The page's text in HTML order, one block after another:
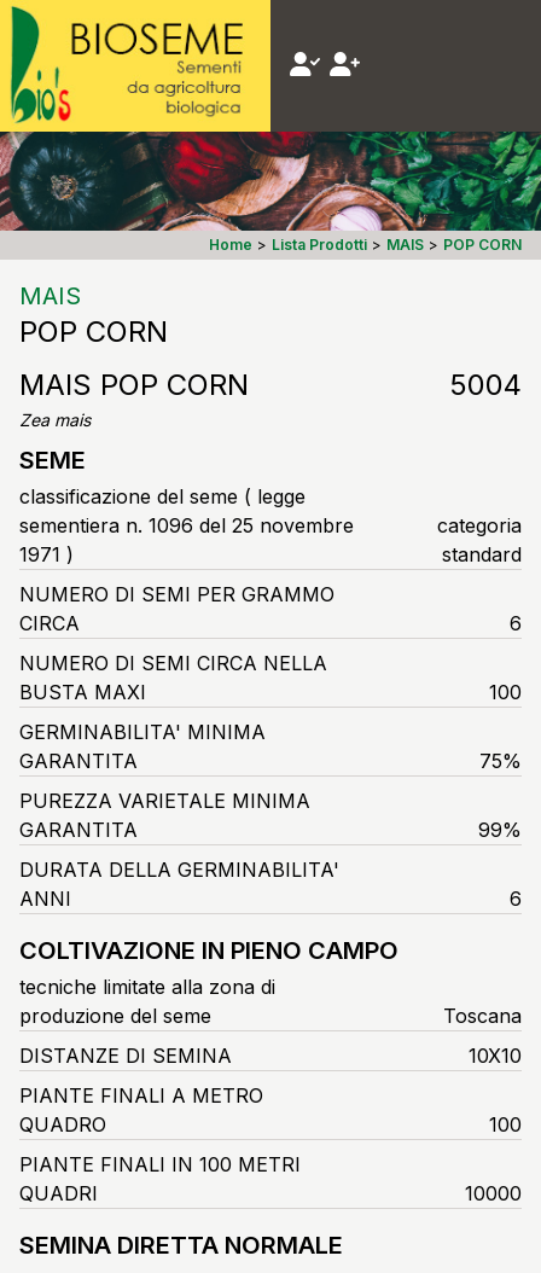
Home > Lista Prodotti > MAIS > POP CORN
MAIS
POP CORN
MAIS POP CORN
5004
Zea mais
SEME
classificazione del seme ( legge
sementiera n. 1096 del 25 novembre
1971 )
categoria
standard
NUMERO DI SEMI PER GRAMMO
CIRCA
6
NUMERO DI SEMI CIRCA NELLA
BUSTA MAXI
100
GERMINABILITA' MINIMA
GARANTITA
75%
PUREZZA VARIETALE MINIMA
GARANTITA
99%
DURATA DELLA GERMINABILITA'
ANNI
6
COLTIVAZIONE IN PIENO CAMPO
tecniche limitate alla zona di
produzione del seme
Toscana
DISTANZE DI SEMINA
10X10
PIANTE FINALI A METRO
QUADRO
100
PIANTE FINALI IN 100 METRI
QUADRI
10000
SEMINA DIRETTA NORMALE